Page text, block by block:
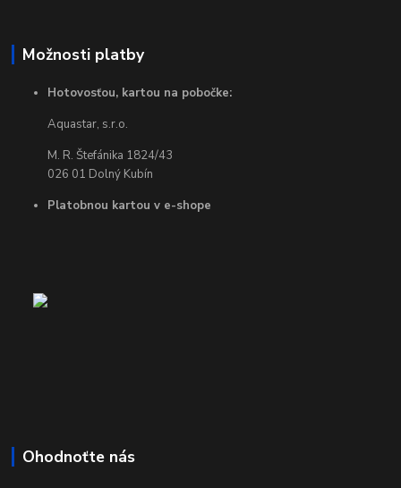
Možnosti platby
Hotovosťou, kartou na pobočke:
Aquastar, s.r.o.
M. R. Štefánika 1824/43
026 01 Dolný Kubín
Platobnou kartou v e-shope
Ohodnoťte nás